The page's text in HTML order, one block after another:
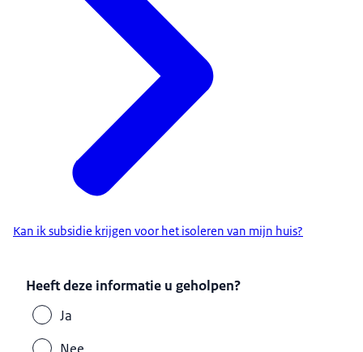
Kan ik subsidie krijgen voor het isoleren van mijn huis?
Heeft deze informatie u geholpen?
Ja